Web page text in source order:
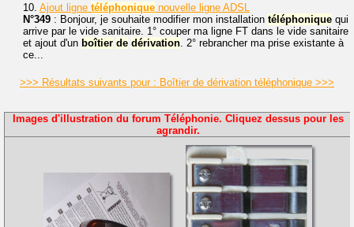
10. Ajout ligne téléphonique nouvelle ligne ADSL
N°349 : Bonjour, je souhaite modifier mon installation téléphonique qui
arrive par le vide sanitaire. 1° couper ma ligne FT dans le vide sanitaire
et ajout d'un boîtier de dérivation. 2° rebrancher ma prise existante à
ce...
>>> Résultats suivants pour : Boîtier de dérivation téléphonique >>>
Images d'illustration du forum Téléphonie. Cliquez dessus pour les
agrandir.